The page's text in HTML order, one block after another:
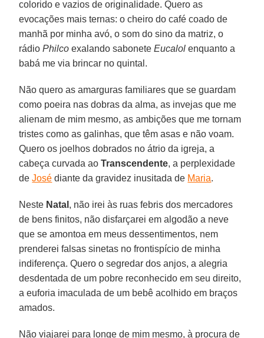
colorido e vazios de originalidade. Quero as
evocações mais ternas: o cheiro do café coado de
manhã por minha avó, o som do sino da matriz, o
rádioPhilco exalando saboneteEucalol enquanto a
babá me via brincar no quintal.
Não quero as amarguras familiares que se guardam
como poeira nas dobras da alma, as invejas que me
alienam de mim mesmo, as ambições que me tornam
tristes como as galinhas, que têm asas e não voam.
Quero os joelhos dobrados no átrio da igreja, a
cabeça curvada aoTranscendente, a perplexidade
deJosé diante da gravidez inusitada de Maria.
Neste Natal , não irei às ruas febris dos mercadores
de bens finitos, não disfarçarei em algodão a neve
que se amontoa em meus dessentimentos, nem
prenderei falsas sinetas no frontispício de minha
indiferença. Quero o segredar dos anjos, a alegria
desdentada de um pobre reconhecido em seu direito,
a euforia imaculada de um bebê acolhido em braços
amados.
Não viajarei para longe de mim mesmo, à procura de